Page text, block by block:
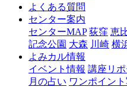
よくある質問
センター案内
センターMAP 荻窪 恵
記念公園 大森 川崎 横
よみカル情報
イベント情報 講座リ
月の占い ワンポイン